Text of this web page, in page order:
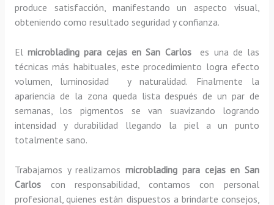
produce satisfacción, manifestando un aspecto visual,
obteniendo como resultado seguridad y confianza.
Elmicroblading para cejas en San Carlos es una de las
técnicas más habituales, este procedimiento logra efecto
volumen, luminosidad y naturalidad. Finalmente la
apariencia de la zona queda lista después de un par de
semanas, los pigmentos se van suavizando logrando
intensidad y durabilidad llegando la piel a un punto
totalmente sano.
Trabajamos y realizamosmicroblading para cejas en San
Carlos con responsabilidad, contamos con personal
profesional, quienes están dispuestos a brindarte consejos,